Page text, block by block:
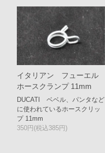
イタリアン フューエル
ホースクランプ 11mm
DUCATI ベベル、パンタなど
に使われているホースクリッ
プ 11mm
350円(税込385円)